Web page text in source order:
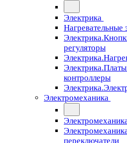
Электрика
Нагревательные
регуляторы
контроллеры
Электромеханика
переключатели